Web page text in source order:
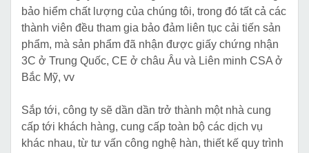
bảo hiểm chất lượng của chúng tôi, trong đó tất cả các
thành viên đều tham gia bảo đảm liên tục cải tiến sản
phẩm, mà sản phẩm đã nhận được giấy chứng nhận
3C ở Trung Quốc, CE ở châu Âu và Liên minh CSA ở
Bắc Mỹ, vv
Sắp tới, công ty sẽ dần dần trở thành một nhà cung
cấp tới khách hàng, cung cấp toàn bộ các dịch vụ
khác nhau, từ tư vấn công nghệ hàn, thiết kế quy trình